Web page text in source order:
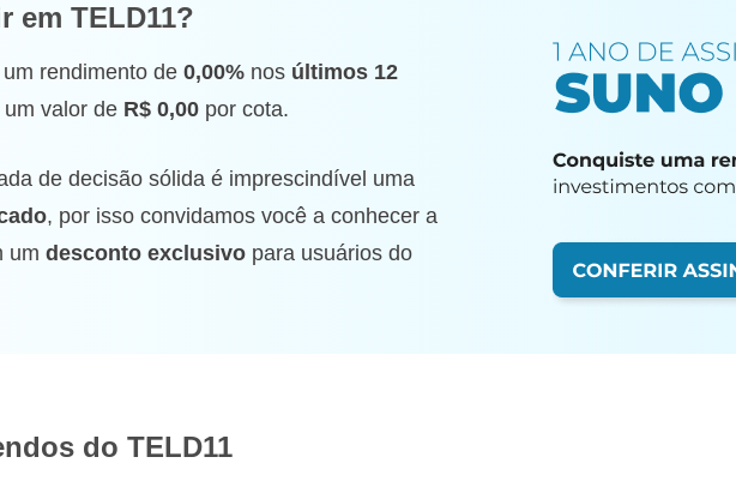
em TELD11?
rendimento de 0,00% nos últimos 12
valor de R$ 0,00 por cota.
de decisão sólida é imprescindível uma
, por isso convidamos você a conhecer a
um desconto exclusivo para usuários do
do TELD11